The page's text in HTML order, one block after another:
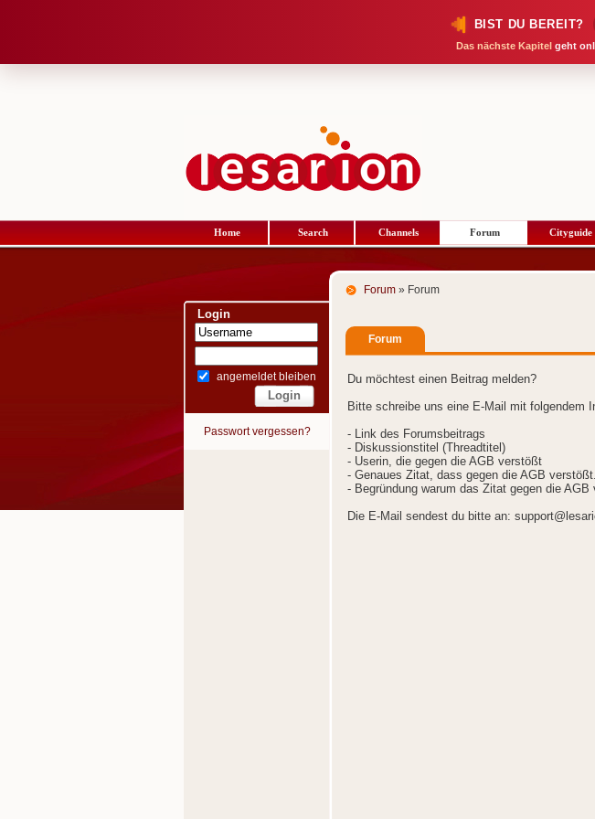
BIST DU BEREIT?
Das nächste Kapitel geht
Home Search Channels Forum Cityguide
Login
angemeldet bleiben
Passwort vergessen?
Forum » Forum
Forum
Du möchtest einen Beitrag melden?
Bitte schreibe uns eine E-Mail mit folgendem
- Link des Forumsbeitrags
- Diskussionstitel (Threadtitel)
- Userin, die gegen die AGB verstößt
- Genaues Zitat, dass gegen die AGB verstößt.
- Begründung warum das Zitat gegen die AGB
Die E-Mail sendest du bitte an: